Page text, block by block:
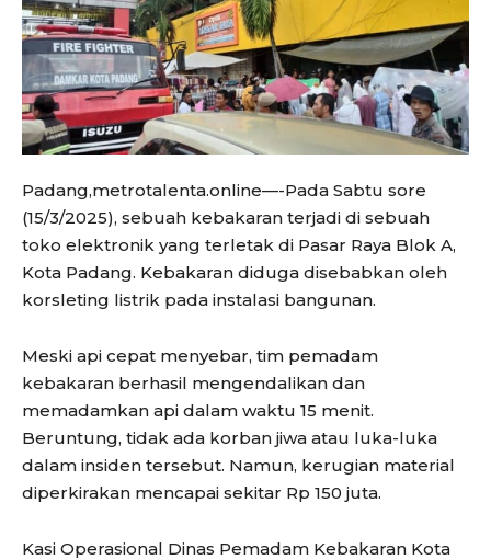
Padang,metrotalenta.online—-Pada Sabtu sore
(15/3/2025), sebuah kebakaran terjadi di sebuah
toko elektronik yang terletak di Pasar Raya Blok A,
Kota Padang. Kebakaran diduga disebabkan oleh
korsleting listrik pada instalasi bangunan.
Meski api cepat menyebar, tim pemadam
kebakaran berhasil mengendalikan dan
memadamkan api dalam waktu 15 menit.
Beruntung, tidak ada korban jiwa atau luka-luka
dalam insiden tersebut. Namun, kerugian material
diperkirakan mencapai sekitar Rp 150 juta.
Kasi Operasional Dinas Pemadam Kebakaran Kota